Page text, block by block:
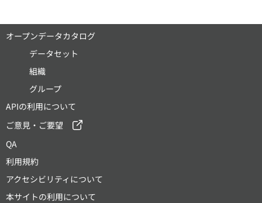
オープンデータカタログ
データセット
組織
グループ
APIの利用について
ご意見・ご要望
QA
利用規約
アクセシビリティについて
本サイトの利用について